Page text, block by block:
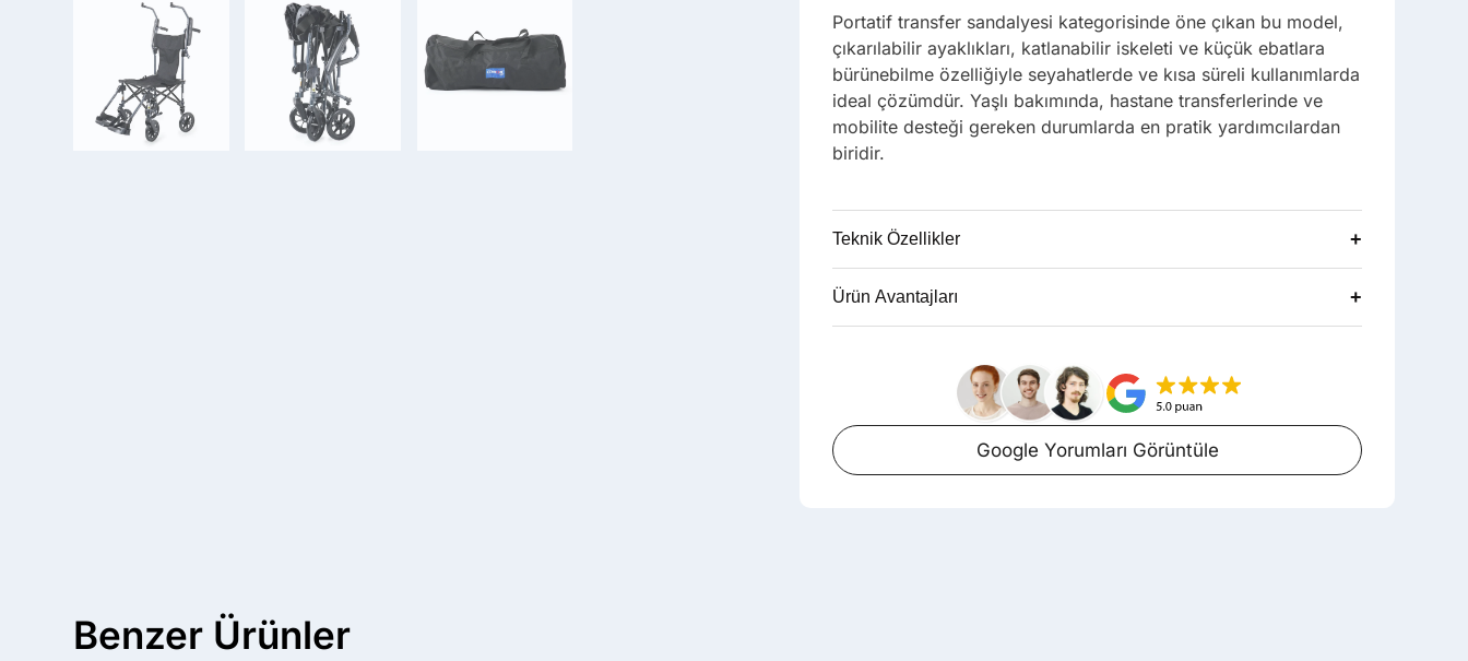
Portatif transfer sandalyesi kategorisinde öne çıkan bu model,
çıkarılabilir ayaklıkları, katlanabilir iskeleti ve küçük ebatlara
bürünebilme özelliğiyle seyahatlerde ve kısa süreli kullanımlarda
ideal çözümdür. Yaşlı bakımında, hastane transferlerinde ve
mobilite desteği gereken durumlarda en pratik yardımcılardan
biridir.
Teknik Özellikler +
Ürün Avantajları +
Google Yorumları Görüntüle
Benzer Ürünler